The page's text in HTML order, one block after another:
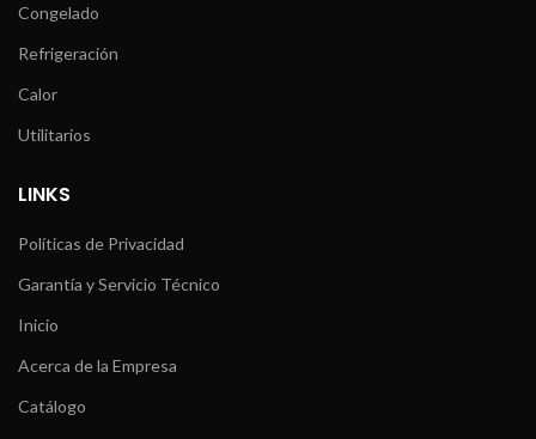
Congelado
Refrigeración
Calor
Utilitarios
LINKS
Políticas de Privacidad
Garantía y Servicio Técnico
Inicio
Acerca de la Empresa
Catálogo